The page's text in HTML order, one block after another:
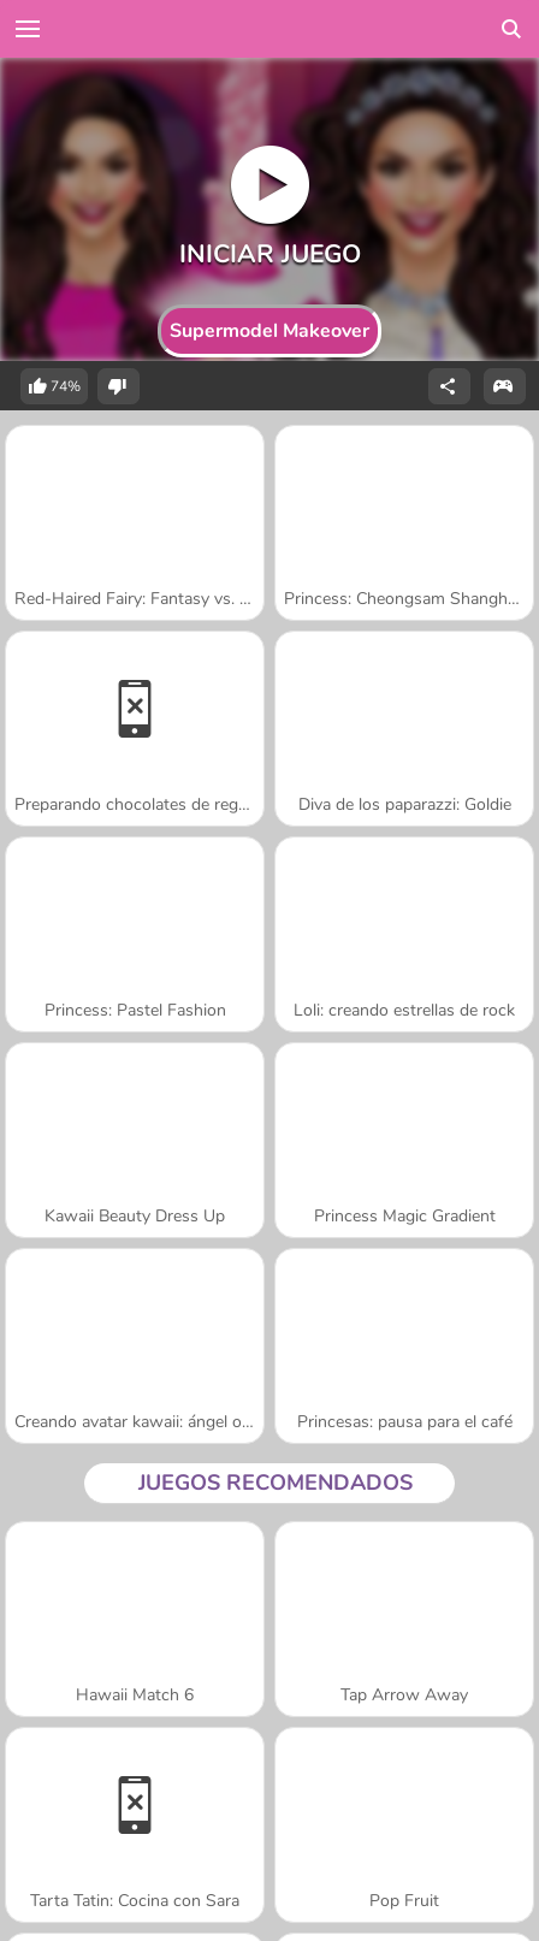
Supermodel Makeover
74%
Red-Haired Fairy: Fantasy vs. Reality Princess: Cheongsam Shanghai Fashion
Preparando chocolates de regalo Diva de los paparazzi: Goldie
Princess: Pastel Fashion Loli: creando estrellas de rock
Kawaii Beauty Dress Up Princess Magic Gradient
Creando avatar kawaii: ángel o demonio Princesas: pausa para el café
JUEGOS RECOMENDADOS
Hawaii Match 6 Tap Arrow Away
Tarta Tatin: Cocina con Sara Pop Fruit